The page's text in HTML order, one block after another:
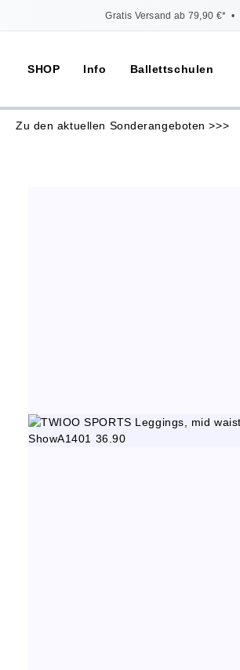
Gratis Versand ab 79,90 €* •
SHOP Info Ballettschulen
Zu den aktuellen Sonderangeboten >>>